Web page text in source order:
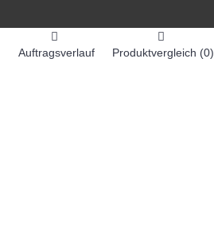
Auftragsverlauf Produktvergleich (0)